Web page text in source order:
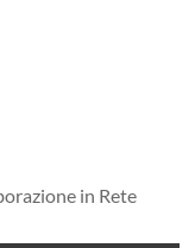
in Rete